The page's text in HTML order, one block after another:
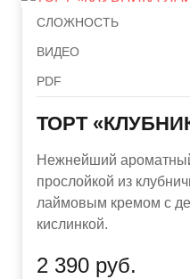
СЛОЖНОСТЬ
ВИДЕО
PDF
ТОРТ
Нежнейший
прослойкой из
лаймовым кремом с
кислинкой.
2 390 руб.